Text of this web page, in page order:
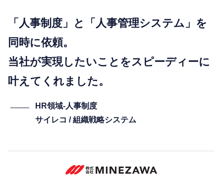
「人事制度」と「人事管理システム」を
同時に依頼。
当社が実現したいことをスピーディーに
叶えてくれました。
HR領域-⼈事制度
サイレコ / 組織戦略システム